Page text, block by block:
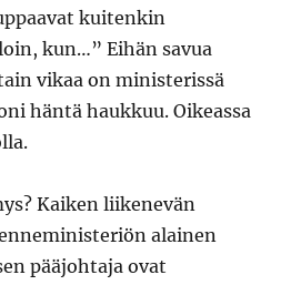
kuitenkin
kun…” Eihän savua
vikaa on ministerissä
häntä haukkuu. Oikeassa
Kaiken liikenevän
alainen
pääjohtaja ovat